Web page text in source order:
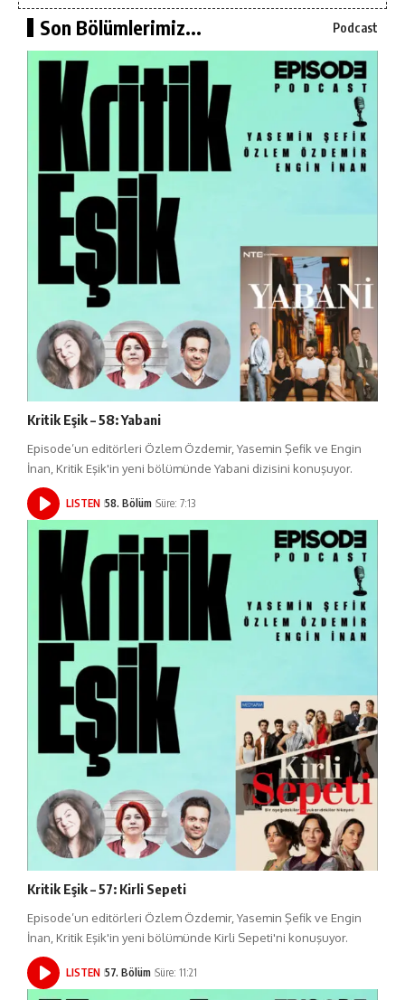
Son Bölümlerimiz... Podcast
Kritik Eşik – 58: Yabani
Episode’un editörleri Özlem Özdemir, Yasemin Şefik ve Engin
İnan, Kritik Eşik'in yeni bölümünde Yabani dizisini konuşuyor.
LISTEN 58. Bölüm Süre: 7:13
Kritik Eşik – 57: Kirli Sepeti
Episode’un editörleri Özlem Özdemir, Yasemin Şefik ve Engin
İnan, Kritik Eşik'in yeni bölümünde Kirli Sepeti'ni konuşuyor.
LISTEN 57. Bölüm Süre: 11:21